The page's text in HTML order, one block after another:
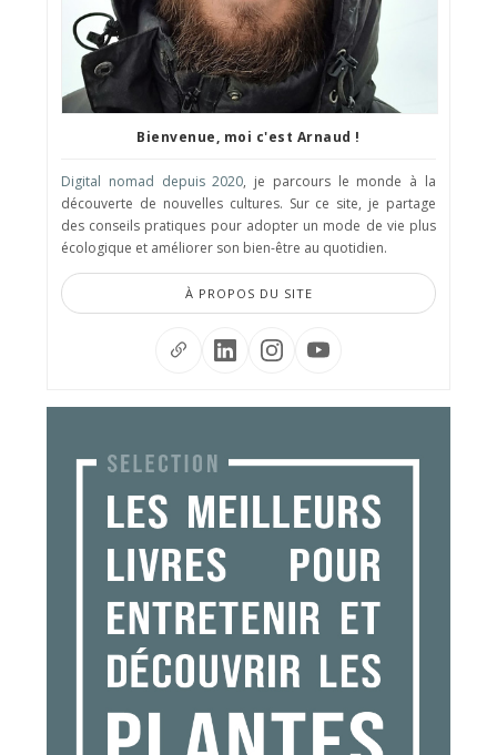
Bienvenue, moi c'est Arnaud !
Digital nomad depuis 2020, je parcours le monde à la
découverte de nouvelles cultures. Sur ce site, je partage
des conseils pratiques pour adopter un mode de vie plus
écologique et améliorer son bien-être au quotidien.
À PROPOS DU SITE